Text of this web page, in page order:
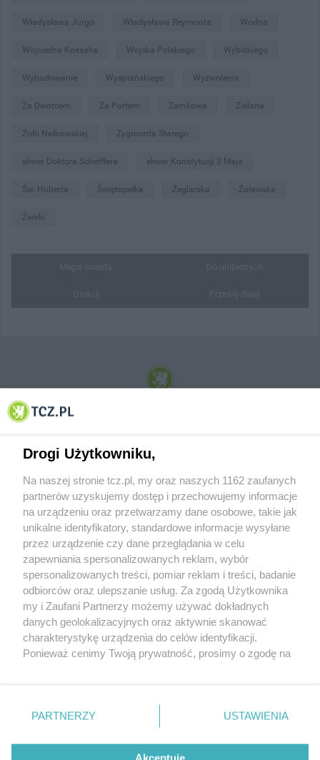
Władysława Jurgo Władysława Reymonta Wodna
Wojciecha Kossaka Wojska Polskiego Wybickiego
Wybudowanie Wyspiańskiego Wyzwolenia
Za Dworcem Za Portem Zamkowa Zielona
Zofii Nałkowskiej Zygmunta Starego
skwer Doktora Schefflera skwer Konstytucji 3 Maja
Św. Huberta Świętopełka Żeglarska Żuławska
Żwirki
© 2001-2026 Tczew - TCZ.PL Sp. z o.o. Internetowy Serwis Informacyjny Miasta
O FIRMIE POLITYKA PRYWATNOŚCI HOSTING
REKLAMA WSPÓŁPRACA RSS FACEBOOK KONTAKT
Nasze serwisy
Aktualności
Tcz24
Historia miasta
Muzyka i kultura
Archiwum wydarzeń
Zdjęcia miasta
Drogi Użytkowniku,
Na naszej stronie tcz.pl, my oraz naszych 1162 zaufanych
partnerów uzyskujemy dostęp i przechowujemy informacje
na urządzeniu oraz przetwarzamy dane osobowe, takie jak
unikalne identyfikatory, standardowe informacje wysyłane
przez urządzenie czy dane przeglądania w celu
zapewniania spersonalizowanych reklam, wybór
spersonalizowanych treści, pomiar reklam i treści, badanie
odbiorców oraz ulepszanie usług. Za zgodą Użytkownika
my i Zaufani Partnerzy możemy używać dokładnych
danych geolokalizacyjnych oraz aktywnie skanować
charakterystykę urządzenia do celów identyfikacji.
Ponieważ cenimy Twoją prywatność, prosimy o zgodę na
znajdujący się w lewym dolnym rogu strony
. Niektóre
PARTNERZY USTAWIENIA
Akceptuję